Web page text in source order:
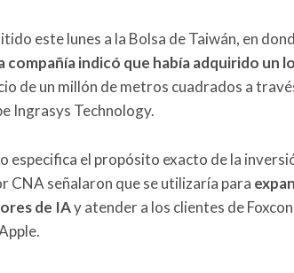
este lunes a la Bolsa de Taiwán, en
compañía indicó que había adquirido un
de un millón de metros cuadrados a
Ingrasys Technology.
especifica el propósito exacto de la
CNA señalaron que se utilizaría para
de IAy atender a los clientes de